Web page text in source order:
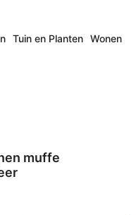
Tuin en Planten Wonen
muffe